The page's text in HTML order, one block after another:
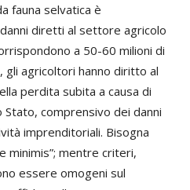
fauna selvatica è
diretti al settore agricolo
a 50-60 milioni di
gli agricoltori hanno diritto al
perdita subita a causa di
comprensivo dei danni
imprenditoriali. Bisogna
minimis”; mentre criteri,
essere omogeni sul